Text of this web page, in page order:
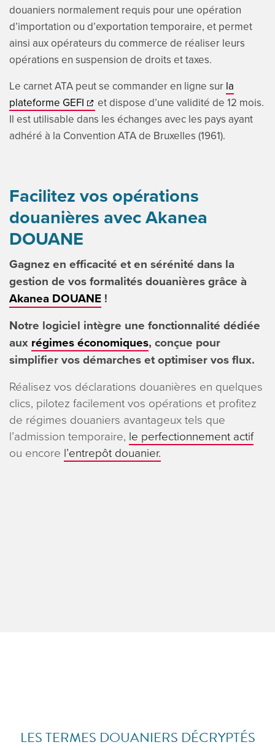
douaniers normalement requis pour une opération
d’importation ou d’exportation temporaire, et permet
ainsi aux opérateurs du commerce de réaliser leurs
opérations en suspension de droits et taxes.
Le carnet ATA peut se commander en ligne sur la
plateforme GEFI
et dispose d’une validité de 12 mois.
Il est utilisable dans les échanges avec les pays ayant
adhéré à la Convention ATA de Bruxelles (1961).
Facilitez vos opérations
douanières avec Akanea
DOUANE
Gagnez en efficacité et en sérénité dans la
gestion de vos formalités douanières grâce à
Akanea DOUANE!
Notre logiciel intègre une fonctionnalité dédiée
aux régimes économiques, conçue pour
simplifier vos démarches et optimiser vos flux.
Réalisez vos déclarations douanières en quelques
clics, pilotez facilement vos opérations et profitez
de régimes douaniers avantageux tels que
l’admission temporaire, le perfectionnement actif
ou encore l’entrepôt douanier.
LES TERMES DOUANIERS DÉCRYPTÉS